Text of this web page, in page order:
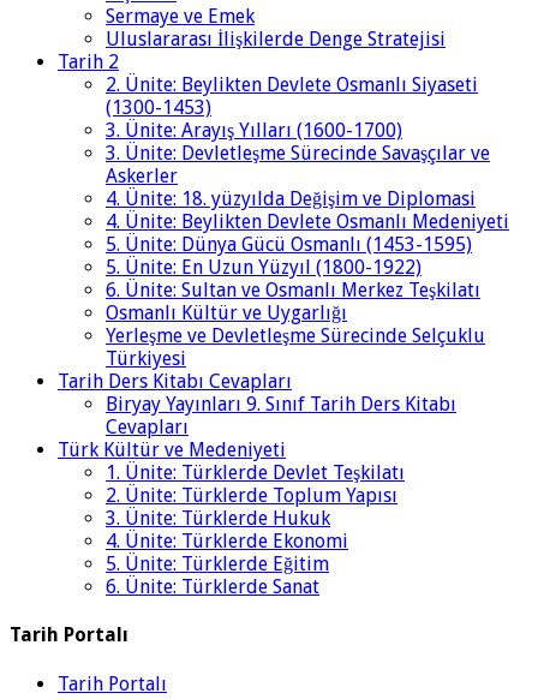
Sermaye ve Emek
Uluslararası İlişkilerde Denge Stratejisi
Tarih 2
2. Ünite: Beylikten Devlete Osmanlı Siyaseti
(1300-1453)
3. Ünite: Arayış Yılları (1600-1700)
3. Ünite: Devletleşme Sürecinde Savaşçılar ve
Askerler
4. Ünite: 18. yüzyılda Değişim ve Diplomasi
4. Ünite: Beylikten Devlete Osmanlı Medeniyeti
5. Ünite: Dünya Gücü Osmanlı (1453-1595)
5. Ünite: En Uzun Yüzyıl (1800-1922)
6. Ünite: Sultan ve Osmanlı Merkez Teşkilatı
Osmanlı Kültür ve Uygarlığı
Yerleşme ve Devletleşme Sürecinde Selçuklu
Türkiyesi
Tarih Ders Kitabı Cevapları
Biryay Yayınları 9. Sınıf Tarih Ders Kitabı
Cevapları
Türk Kültür ve Medeniyeti
1. Ünite: Türklerde Devlet Teşkilatı
2. Ünite: Türklerde Toplum Yapısı
3. Ünite: Türklerde Hukuk
4. Ünite: Türklerde Ekonomi
5. Ünite: Türklerde Eğitim
6. Ünite: Türklerde Sanat
Tarih Portalı
Tarih Portalı